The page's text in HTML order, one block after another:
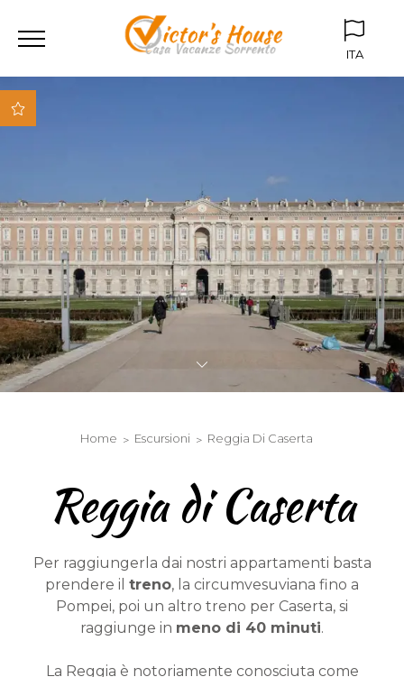
ITA
Giardino
condominiale
Vicino al centro storico
Vicino alla spiaggia
Vicino a tutti i mezzi
di trasporto (stazione,
bus)
Appartamenti
attrezzati con i miglior
comfort
Fibra ottica
Home Escursioni Reggia Di Caserta
Reggia di Caserta
Per raggiungerla dai nostri appartamenti basta
prendere il treno, la circumvesuviana fino a
Pompei, poi un altro treno per Caserta, si
raggiunge in meno di 40 minuti.
La Reggia è notoriamente conosciuta come